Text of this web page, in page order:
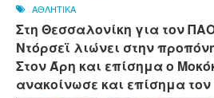
ΑΘΛΗΤΙΚΑ
Στη Θεσσαλονίκη για τον
Ντόρσεϊ λιώνει στην
Στον Άρη και επίσημα ο
ανακοίνωσε και επίσημα τον